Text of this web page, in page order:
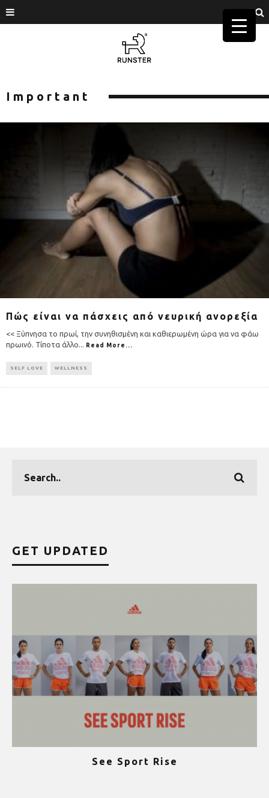
Important
Πώς είναι να πάσχεις από νευρική ανορεξία
<< Ξύπνησα το πρωί, την συνηθισμένη και καθιερωμένη ώρα για να φάω
πρωινό. Τίποτα άλλο... Read More...
SELF LOVE WELLNESS
GET UPDATED
See Sport Rise